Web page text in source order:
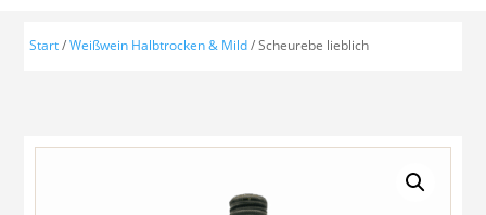
Start/Weißwein Halbtrocken & Mild/ Scheurebe lieblich